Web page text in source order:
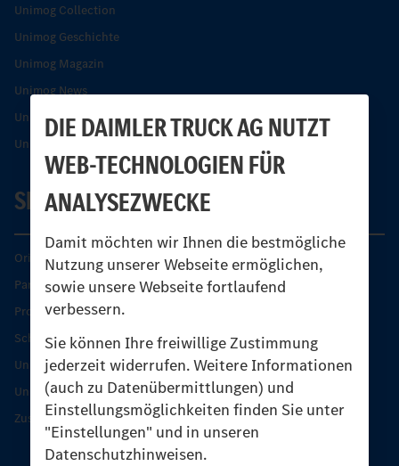
DIE DAIMLER TRUCK AG NUTZT
WEB-TECHNOLOGIEN FÜR
ANALYSEZWECKE
Damit möchten wir Ihnen die bestmögliche
Nutzung unserer Webseite ermöglichen,
sowie unsere Webseite fortlaufend
verbessern.
Sie können Ihre freiwillige Zustimmung
jederzeit widerrufen. Weitere Informationen
(auch zu Datenübermittlungen) und
Einstellungsmöglichkeiten finden Sie unter
"Einstellungen" und in unseren
Datenschutzhinweisen.
Unimog Collection
Unimog Geschichte
Unimog Magazin
Unimog News
Unimog Partner-Portal
Unimog Sicherheit
SERVICE
Original-Teile
Partner finden
Produkt-Highlights
Schutz und Werterhalt
Unimog Serviceangebot
Unimog Servicetage
Zusatzleistungen